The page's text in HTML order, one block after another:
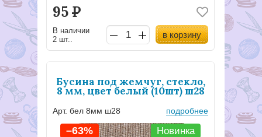
95Р
В наличии
2 шт..
в корзину
Бусина под жемчуг, стекло,
8 мм, цвет белый (10шт) ш28
Арт. бел 8мм ш28 подробнее
Новинка
–63%